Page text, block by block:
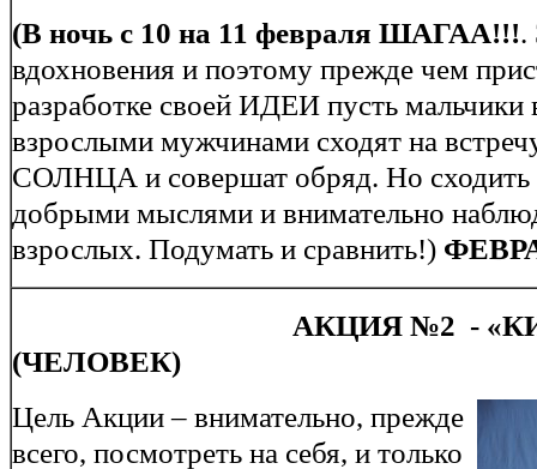
(В ночь с 10 на 11 февраля ШАГАА!!!.
вдохновения и поэтому прежде чем
разработке своей ИДЕИ пусть мальчики
взрослыми мужчинами сходят на
СОЛНЦА и совершат обряд. Но сходить
добрыми мыслями и внимательно
взрослых. Подумать и сравнить!)
АКЦИЯ №2 -
(ЧЕЛОВЕК)
Цель Акции – внимательно, прежде
всего, посмотреть на себя, и только